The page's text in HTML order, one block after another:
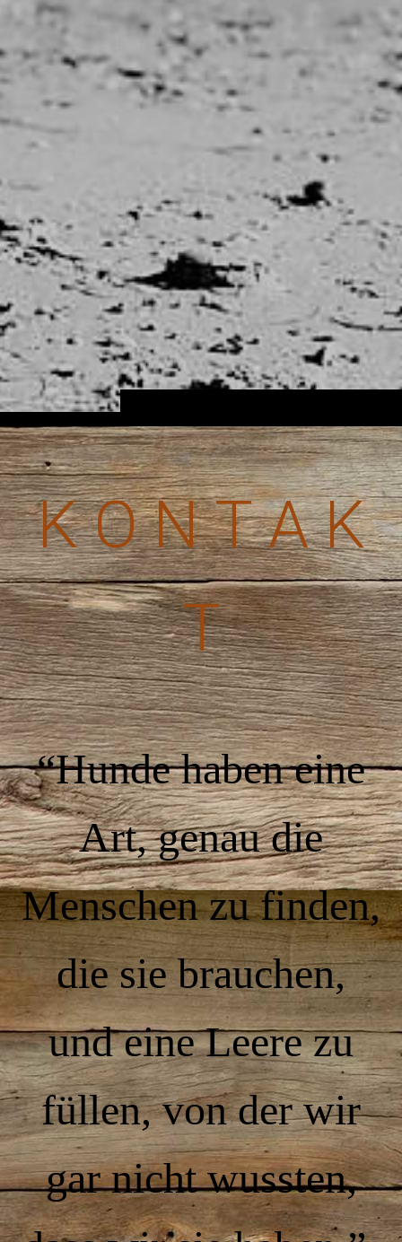
K O N T A K
T
“Hunde haben eine
Art, genau die
Menschen zu finden,
die sie brauchen,
und eine Leere zu
füllen, von der wir
gar nicht wussten,